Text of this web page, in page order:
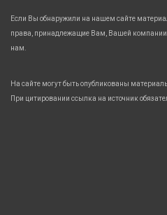
Если Вы обнаружили на нашем сайте
права, принадлежащие Вам, Вашей компании
нам.
На сайте могут быть опубликованы
При цитировании ссылка на источник